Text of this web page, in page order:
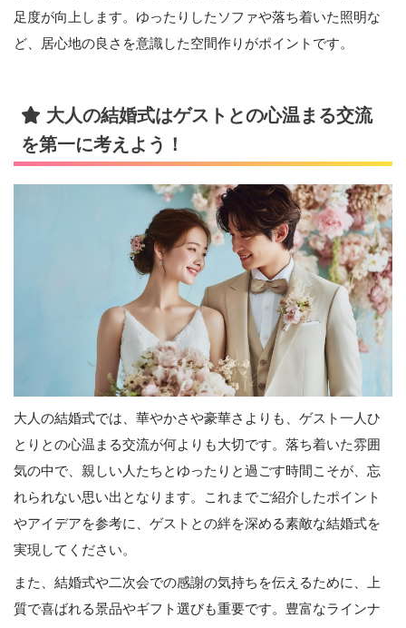
足度が向上します。ゆったりしたソファや落ち着いた照明な
ど、居心地の良さを意識した空間作りがポイントです。
大人の結婚式はゲストとの心温まる交流
を第一に考えよう！
大人の結婚式では、華やかさや豪華さよりも、ゲスト一人ひ
とりとの心温まる交流が何よりも大切です。落ち着いた雰囲
気の中で、親しい人たちとゆったりと過ごす時間こそが、忘
れられない思い出となります。これまでご紹介したポイント
やアイデアを参考に、ゲストとの絆を深める素敵な結婚式を
実現してください。
また、結婚式や二次会での感謝の気持ちを伝えるために、上
質で喜ばれる景品やギフト選びも重要です。豊富なラインナ